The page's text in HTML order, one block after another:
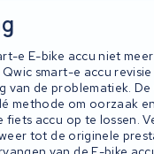
e E-bike accu niet
smart-e accu
van de problematiek.
methode om oorzaak
accu op te lossen.
tot de originele